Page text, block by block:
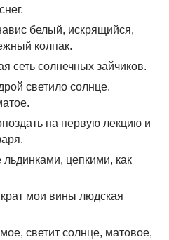
белый, искрящийся,
колпак.
сеть солнечных зайчиков.
светило солнце.
на первую лекцию и
цепкими, как
крат мои вины людская
светит солнце, матовое,